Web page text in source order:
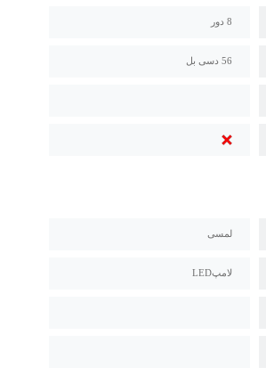
8 دور
56 دسی بل
لمسی
لامپLED